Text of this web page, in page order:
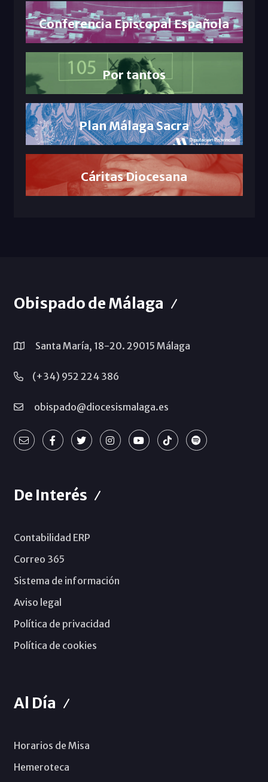
Conferencia Episcopal Española
Por tantos
Plan Málaga Sacra
Cáritas Diocesana
Obispado de Málaga
Santa María, 18-20. 29015 Málaga
(+34) 952 224 386
obispado@diocesismalaga.es
De Interés
Contabilidad ERP
Correo 365
Sistema de información
Aviso legal
Política de privacidad
Política de cookies
Al Día
Horarios de Misa
Hemeroteca